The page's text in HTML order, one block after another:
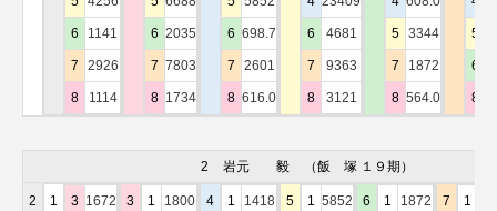
6 1141
7 2926
8 1114
6 2035
7 7803
8 1734
6 698.7
7 2601
8 616.0
6 4681
7 9363
8 3121
5 3344
7 1872
8 564.0
5
6
8
2 岩元 毅 （飯 塚 １９期）
2 1 3 1672 3 1 1800 4 1 1418 5 1 5852 6 1 1872 7 1